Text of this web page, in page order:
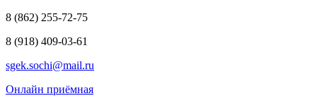
8 (862) 255-72-75
8 (918) 409-03-61
sgek.sochi@mail.ru
Онлайн приёмная